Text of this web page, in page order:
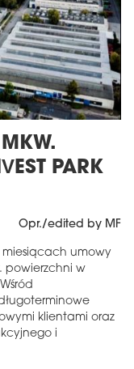
PARK
Opr./edited by MF
miesiącach umowy
powierzchni w
klientami oraz
i